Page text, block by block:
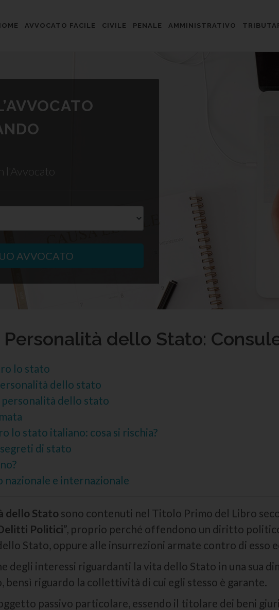
AVVOCATO FACILE CIVILE PENALE AMMINISTRATIVO
l'Avvocato
AVVOCATO
dello Stato:
lo stato
dello stato
personalità dello stato
lo stato italiano: cosa si rischia?
di stato
e internazionale
dello Stato sono contenuti nel Titolo Primo del Libro
Politici”, proprio perché offendono un diritto
Stato, oppure alle insurrezioni armate contro di esso
degli interessi riguardanti la vita dello Stato in una sua
bensì riguardo la collettività di cui egli stesso è garante.
passivo particolare, essendo il titolare dei beni